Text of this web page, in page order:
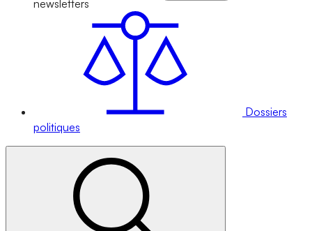
newsletters
Dossiers
politiques